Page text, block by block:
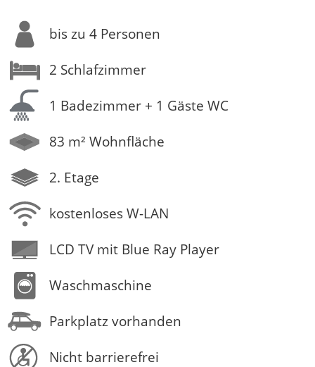
bis zu 4 Personen
2 Schlafzimmer
1 Badezimmer + 1 Gäste WC
83 m² Wohnfläche
2. Etage
kostenloses W-LAN
LCD TV mit Blue Ray Player
Waschmaschine
Parkplatz vorhanden
Nicht barrierefrei